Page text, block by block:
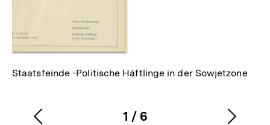
Staatsfeinde -Politische Häftlinge in der Sowjetzone
1 / 6